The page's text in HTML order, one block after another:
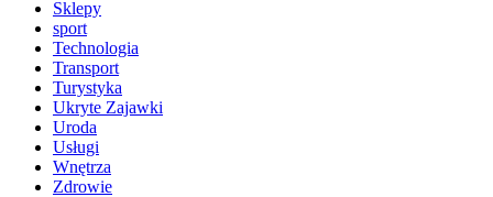
Sklepy
sport
Technologia
Transport
Turystyka
Ukryte Zajawki
Uroda
Usługi
Wnętrza
Zdrowie